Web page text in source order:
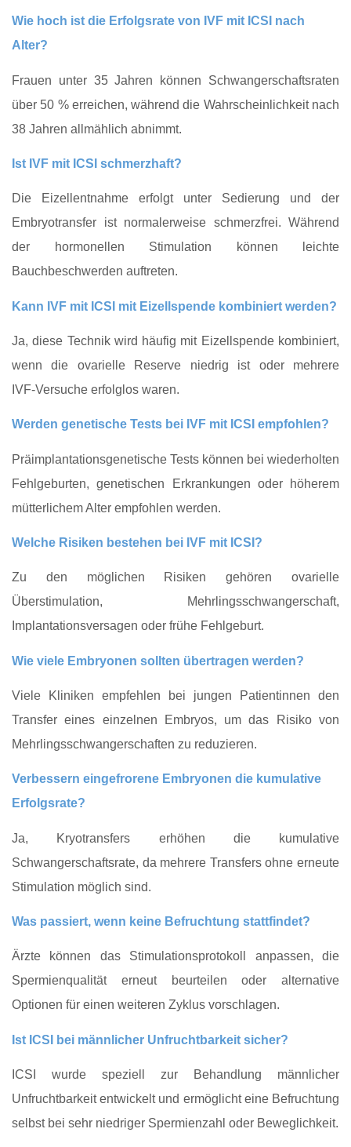
Wie hoch ist die Erfolgsrate von IVF mit ICSI nach
Alter?
Frauen unter 35 Jahren können Schwangerschaftsraten
über 50 % erreichen, während die Wahrscheinlichkeit nach
38 Jahren allmählich abnimmt.
Ist IVF mit ICSI schmerzhaft?
Die Eizellentnahme erfolgt unter Sedierung und der
Embryotransfer ist normalerweise schmerzfrei. Während
der hormonellen Stimulation können leichte
Bauchbeschwerden auftreten.
Kann IVF mit ICSI mit Eizellspende kombiniert werden?
Ja, diese Technik wird häufig mit Eizellspende kombiniert,
wenn die ovarielle Reserve niedrig ist oder mehrere
IVF‑Versuche erfolglos waren.
Werden genetische Tests bei IVF mit ICSI empfohlen?
Präimplantationsgenetische Tests können bei wiederholten
Fehlgeburten, genetischen Erkrankungen oder höherem
mütterlichem Alter empfohlen werden.
Welche Risiken bestehen bei IVF mit ICSI?
Zu den möglichen Risiken gehören ovarielle
Überstimulation, Mehrlingsschwangerschaft,
Implantationsversagen oder frühe Fehlgeburt.
Wie viele Embryonen sollten übertragen werden?
Viele Kliniken empfehlen bei jungen Patientinnen den
Transfer eines einzelnen Embryos, um das Risiko von
Mehrlingsschwangerschaften zu reduzieren.
Verbessern eingefrorene Embryonen die kumulative
Erfolgsrate?
Ja, Kryotransfers erhöhen die kumulative
Schwangerschaftsrate, da mehrere Transfers ohne erneute
Stimulation möglich sind.
Was passiert, wenn keine Befruchtung stattfindet?
Ärzte können das Stimulationsprotokoll anpassen, die
Spermienqualität erneut beurteilen oder alternative
Optionen für einen weiteren Zyklus vorschlagen.
Ist ICSI bei männlicher Unfruchtbarkeit sicher?
ICSI wurde speziell zur Behandlung männlicher
Unfruchtbarkeit entwickelt und ermöglicht eine Befruchtung
selbst bei sehr niedriger Spermienzahl oder Beweglichkeit.